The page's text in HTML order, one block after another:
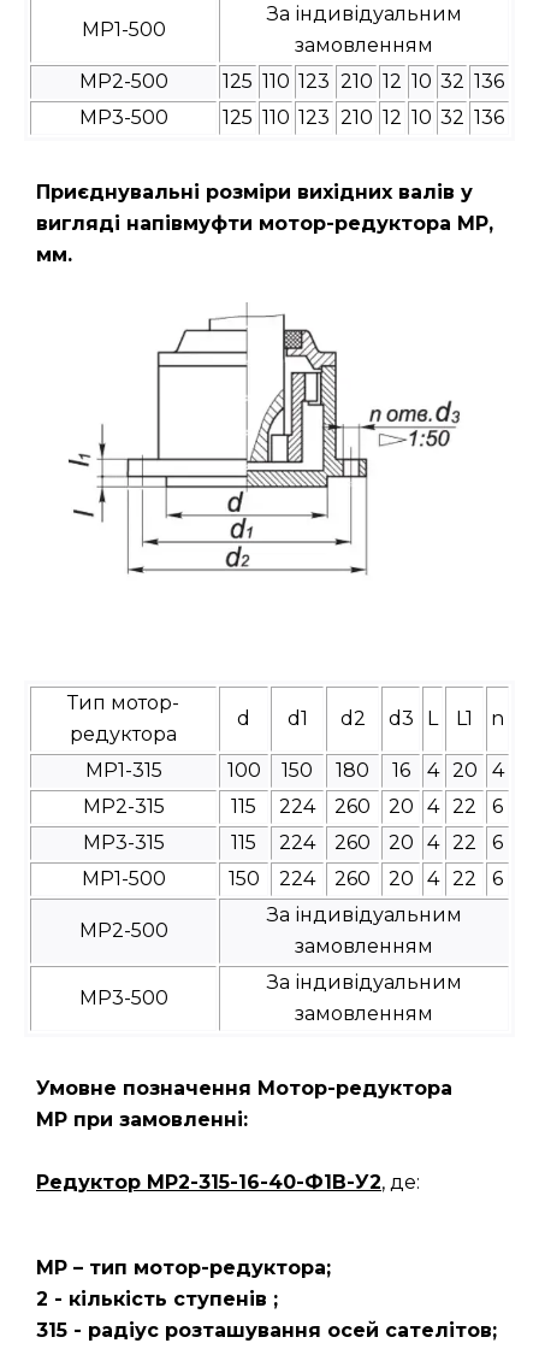
МР1-500
За індивідуальним
замовленням
МР2-500
125 110 123 210 12 10 32 136
МР3-500
125 110 123 210 12 10 32 136
Приєднувальні розміри вихідних валів у
вигляді напівмуфти мотор-редуктора МР,
мм.
Тип мотор-
редуктора
d d1 d2 d3 L L1 n
МР1-315 100 150 180 16 4 20
4
МР2-315
115 224 260 20 4 22
6
МР3-315
115 224 260 20 4 22
6
МР1-500
150 224 260 20 4 22 6
МР2-500
За індивідуальним
замовленням
МР3-500
За індивідуальним
замовленням
Умовне позначення Мотор-редуктора
МР при замовленні:
Редуктор МР2-315-16-40-Ф1В-У2, де:
МР – тип мотор-редуктора;
2 - кількість ступенів ;
315 - радіус розташування осей сателітов;